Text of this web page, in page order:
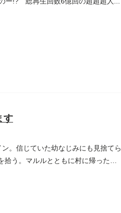
す
。信じていた幼なじみにも見捨てら
う。マルルとともに村に帰ったノ